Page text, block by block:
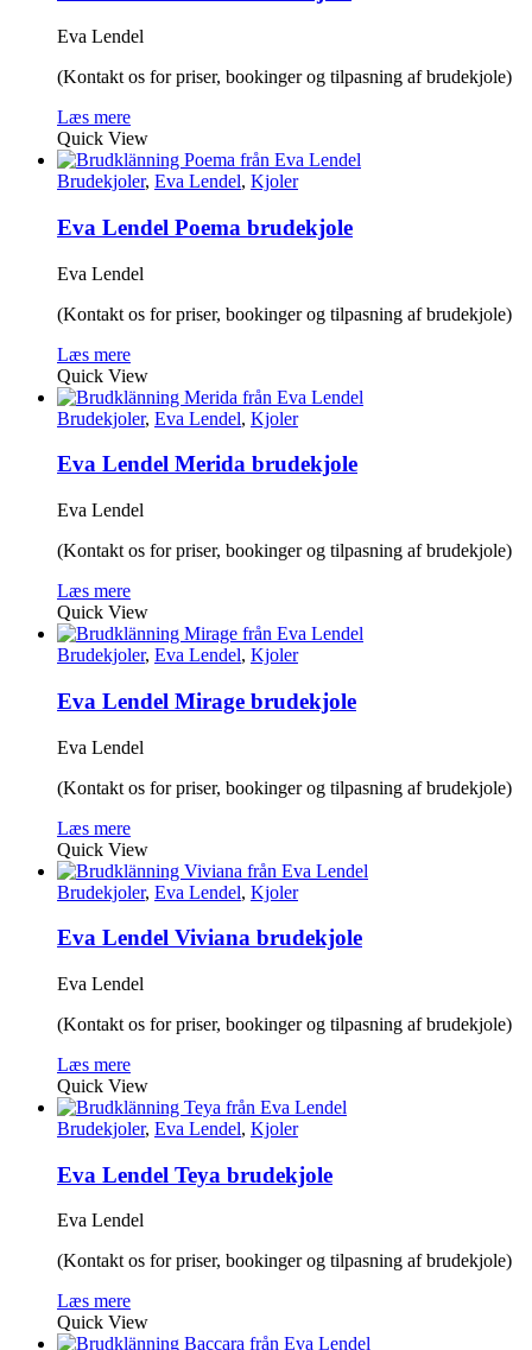
Eva Lendel
(Kontakt os for priser, bookinger og tilpasning af brudekjole)
Læs mere
Quick View
Brudekjoler, Eva Lendel, Kjoler
Eva Lendel Poema brudekjole
Eva Lendel
(Kontakt os for priser, bookinger og tilpasning af brudekjole)
Læs mere
Quick View
Brudekjoler, Eva Lendel, Kjoler
Eva Lendel Merida brudekjole
Eva Lendel
(Kontakt os for priser, bookinger og tilpasning af brudekjole)
Læs mere
Quick View
Brudekjoler, Eva Lendel, Kjoler
Eva Lendel Mirage brudekjole
Eva Lendel
(Kontakt os for priser, bookinger og tilpasning af brudekjole)
Læs mere
Quick View
Brudekjoler, Eva Lendel, Kjoler
Eva Lendel Viviana brudekjole
Eva Lendel
(Kontakt os for priser, bookinger og tilpasning af brudekjole)
Læs mere
Quick View
Brudekjoler, Eva Lendel, Kjoler
Eva Lendel Teya brudekjole
Eva Lendel
(Kontakt os for priser, bookinger og tilpasning af brudekjole)
Læs mere
Quick View